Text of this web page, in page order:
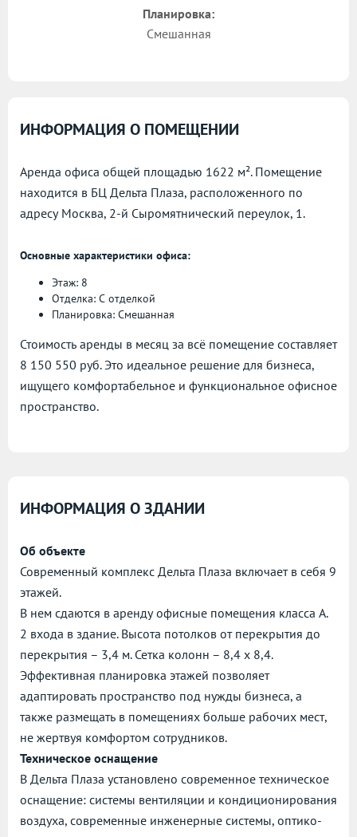
Планировка:
Смешанная
ИНФОРМАЦИЯ О ПОМЕЩЕНИИ
Аренда офиса общей площадью 1622 м². Помещение
находится в БЦ Дельта Плаза, расположенного по
адресу Москва, 2-й Сыромятнический переулок, 1.
Основные характеристики офиса:
Этаж: 8
Отделка: С отделкой
Планировка: Смешанная
Стоимость аренды в месяц за всё помещение составляет
8 150 550 руб. Это идеальное решение для бизнеса,
ищущего комфортабельное и функциональное офисное
пространство.
ИНФОРМАЦИЯ О ЗДАНИИ
Об объекте
Современный комплекс Дельта Плаза включает в себя 9
этажей.
В нем сдаются в аренду офисные помещения класса А.
2 входа в здание. Высота потолков от перекрытия до
перекрытия – 3,4 м. Сетка колонн – 8,4 х 8,4.
Эффективная планировка этажей позволяет
адаптировать пространство под нужды бизнеса, а
также размещать в помещениях больше рабочих мест,
не жертвуя комфортом сотрудников.
Техническое оснащение
В Дельта Плаза установлено современное техническое
оснащение: системы вентиляции и кондиционирования
воздуха, современные инженерные системы, оптико-